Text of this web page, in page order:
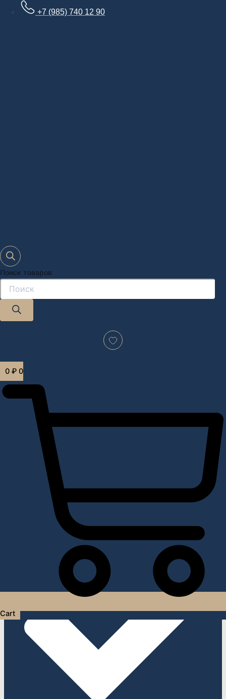
+7 (985) 740 12 90
Поиск товаров
0 ₽ 0
Cart
Дизайн-проект "под ключ" в Москве
Услуги дизайнера интерьера